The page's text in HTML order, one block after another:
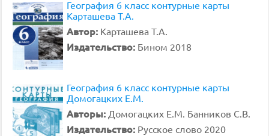
География 6 класс контурные карты
Карташева Т.А.
Автор: Карташева Т.А.
Издательство: Бином 2018
География 6 класс контурные карты
Домогацких Е.М.
Авторы: Домогацких Е.М. Банников С.В.
Издательство: Русское слово 2020